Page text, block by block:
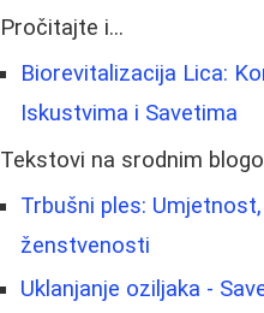
Pročitajte i...
Biorevitalizacija Lica:
Iskustvima i Savetima
Tekstovi na srodnim
Trbušni ples:
ženstvenosti
Uklanjanje oziljaka -